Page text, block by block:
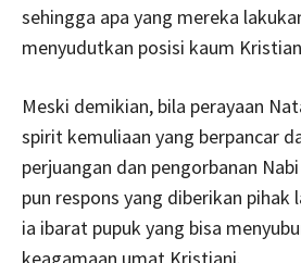
sehingga apa yang mereka
menyudutkan posisi kaum
Meski demikian, bila perayaan
spirit kemuliaan yang berpancar
perjuangan dan pengorbanan
pun respons yang diberikan pihak
ia ibarat pupuk yang bisa
keagamaan umat Kristiani.